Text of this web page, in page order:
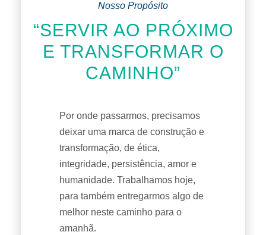
Nosso Propósito
“SERVIR AO PRÓXIMO
E TRANSFORMAR O
CAMINHO”
Por onde passarmos, precisamos
deixar uma marca de construção e
transformação, de ética,
integridade, persistência, amor e
humanidade. Trabalhamos hoje,
para também entregarmos algo de
melhor neste caminho para o
amanhã.